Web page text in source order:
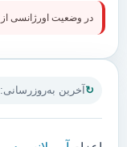
آخرین به‌روزرسانی: ۳۰ تیر ۱۴۰۵
در وضعیت اورژانسی